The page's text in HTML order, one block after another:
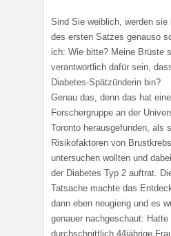
Sind Sie weiblich, werden sie
des ersten Satzes genauso
ich: Wie bitte? Meine Brüste
verantwortlich dafür sein,
Diabetes-Spätzünderin bin?
Genau das, denn das hat eine
Forschergruppe an der
Toronto herausgefunden, als
Risikofaktoren von Brustkrebs
untersuchen wollten und
der Diabetes Typ 2 auftrat.
Tatsache machte das
dann eben neugierig und es
genauer nachgeschaut: Hatte
durchschnittlich 44jährige